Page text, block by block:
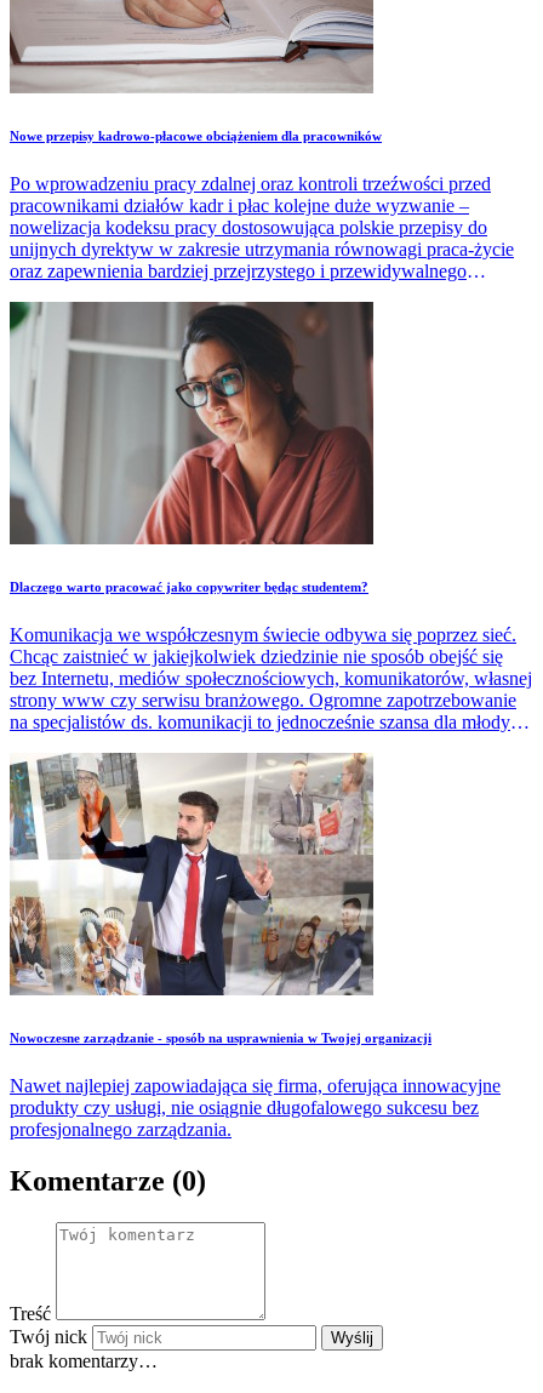
Nowe przepisy kadrowo-płacowe obciążeniem dla pracowników
Po wprowadzeniu pracy zdalnej oraz kontroli trzeźwości przed
pracownikami działów kadr i płac kolejne duże wyzwanie –
nowelizacja kodeksu pracy dostosowująca polskie przepisy do
unijnych dyrektyw w zakresie utrzymania równowagi praca-życie
oraz zapewnienia bardziej przejrzystego i przewidywalnego
Dlaczego warto pracować jako copywriter będąc studentem?
Komunikacja we współczesnym świecie odbywa się poprzez sieć.
Chcąc zaistnieć w jakiejkolwiek dziedzinie nie sposób obejść się
bez Internetu, mediów społecznościowych, komunikatorów, własnej
strony www czy serwisu branżowego. Ogromne zapotrzebowanie
na specjalistów ds. komunikacji to jednocześnie szansa dla młodych,
energię, zapał, ciekawość świata, swobodę poruszania po
nowoczesnych technologiach internetowych i chęć podreperowania
skromnego budżetu żaka mogą przekuć w efektywne, skuteczne
działania copywriterskie.
​Nowoczesne zarządzanie - sposób na usprawnienia w Twojej organizacji
Nawet najlepiej zapowiadająca się firma, oferująca innowacyjne
produkty czy usługi, nie osiągnie długofalowego sukcesu bez
profesjonalnego zarządzania.
Komentarze (0)
Treść
Twój nick
Wyślij
brak komentarzy…